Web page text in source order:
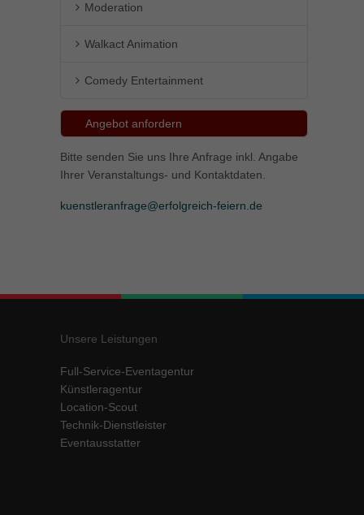
Moderation
Walkact Animation
Comedy Entertainment
Angebot anfordern
Bitte senden Sie uns Ihre Anfrage inkl. Angabe
Ihrer Veranstaltungs- und Kontaktdaten.
kuenstleranfrage@erfolgreich-feiern.de
Unsere Leistungen
Full-Service-Eventagentur
Künstleragentur
Location-Scout
Technik-Dienstleister
Eventausstatter